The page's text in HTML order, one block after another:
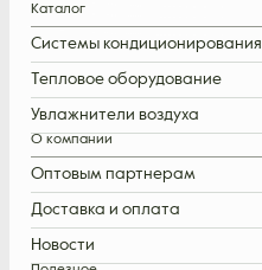
Каталог
Системы кондиционирования
Тепловое оборудование
Увлажнители воздуха
О компании
Оптовым партнерам
Доставка и оплата
Новости